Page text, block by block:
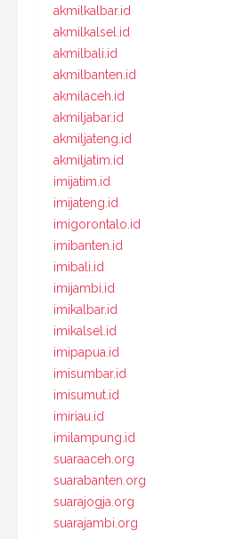
akmilkalbar.id
akmilkalsel.id
akmilbali.id
akmilbanten.id
akmilaceh.id
akmiljabar.id
akmiljateng.id
akmiljatim.id
imijatim.id
imijateng.id
imigorontalo.id
imibanten.id
imibali.id
imijambi.id
imikalbar.id
imikalsel.id
imipapua.id
imisumbar.id
imisumut.id
imiriau.id
imilampung.id
suaraaceh.org
suarabanten.org
suarajogja.org
suarajambi.org